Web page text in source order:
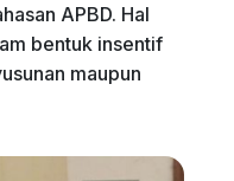
APBD. Hal
bentuk insentif
maupun